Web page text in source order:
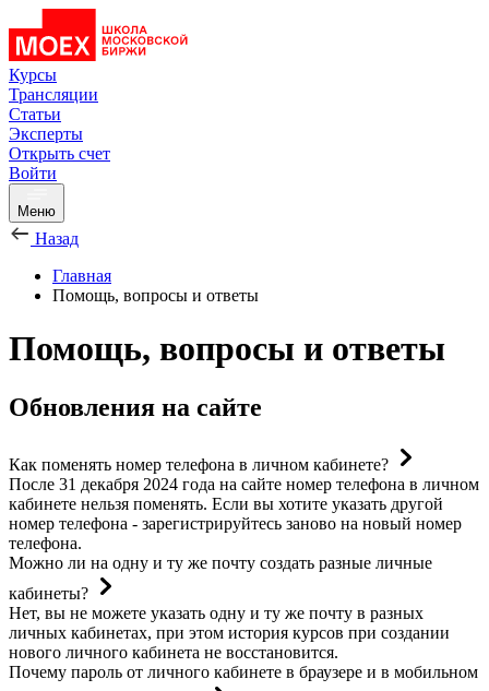
Курсы
Трансляции
Статьи
Эксперты
Открыть счет
Войти
Меню
Назад
Главная
Помощь, вопросы и ответы
Помощь, вопросы и ответы
Обновления на сайте
Как поменять номер телефона в личном кабинете?
После 31 декабря 2024 года на сайте номер телефона в личном
кабинете нельзя поменять. Если вы хотите указать другой
номер телефона - зарегистрируйтесь заново на новый номер
телефона.
Можно ли на одну и ту же почту создать разные личные
кабинеты?
Нет, вы не можете указать одну и ту же почту в разных
личных кабинетах, при этом история курсов при создании
нового личного кабинета не восстановится.
Почему пароль от личного кабинете в браузере и в мобильном